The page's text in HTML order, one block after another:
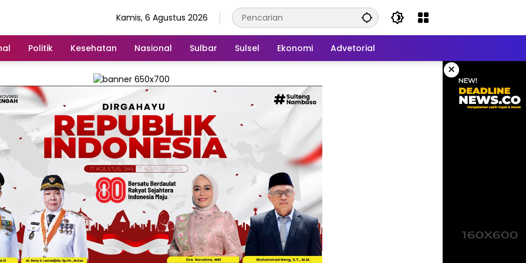
Kamis, 6 Agustus 2026
Politik Kesehatan Nasional Sulbar Sulsel Ekonomi Advetorial
×